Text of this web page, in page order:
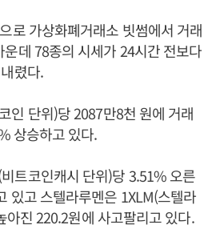
로 가상화폐거래소 빗썸에서 거래
데 78종의 시세가 24시간 전보다
렸다.
인 단위)당 2087만8천 원에 거래
상승하고 있다.
트코인캐시 단위)당 3.51% 오른
있고 스텔라루멘은 1XLM(스텔라
진 220.2원에 사고팔리고 있다.